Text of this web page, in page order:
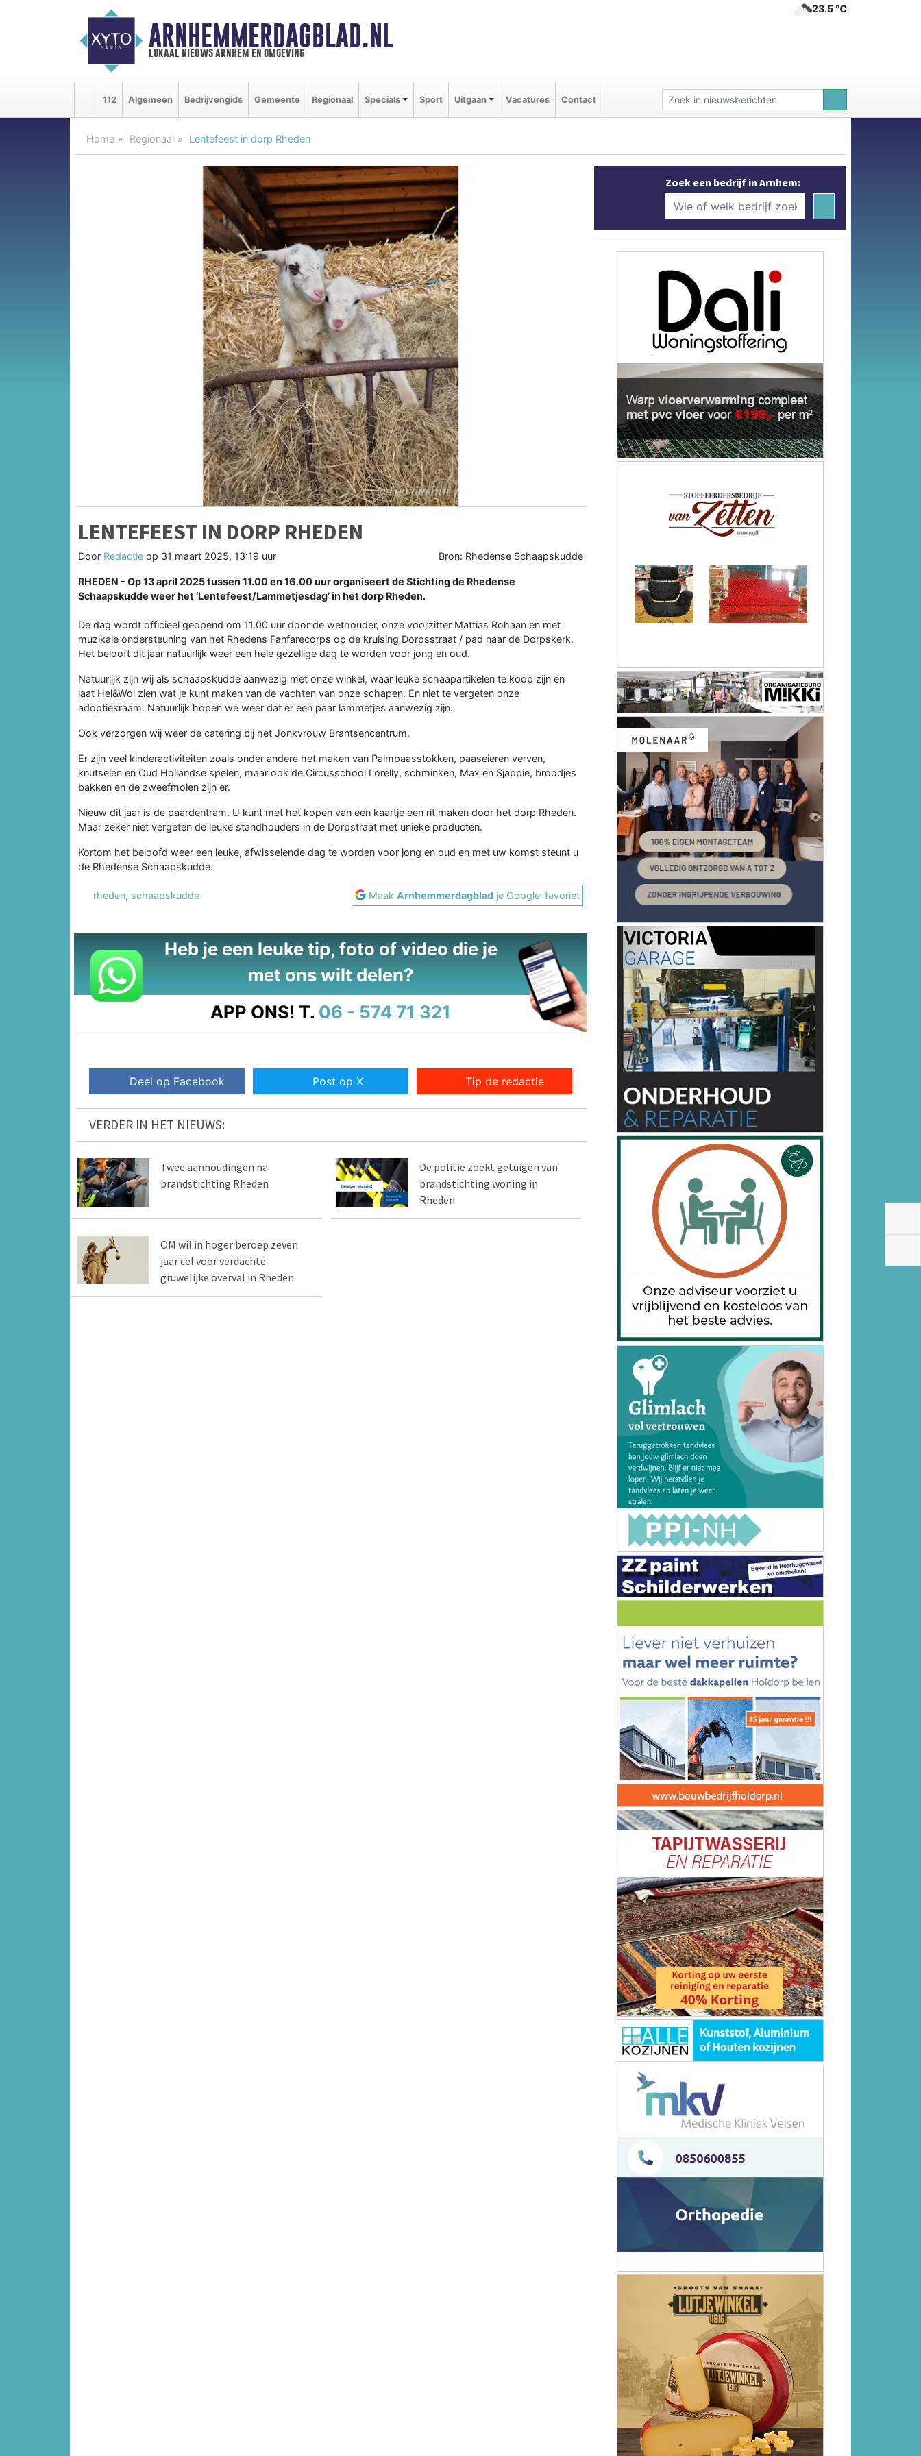
ARNHEMMERDAGBLAD.NL
lokaal nieuws arnhem en omgeving
23.5 ℃
112 Algemeen Bedrijvengids Gemeente Regionaal Specials Sport Uitgaan Vacatures Contact
Home Regionaal Lentefeest in dorp Rheden
LENTEFEEST IN DORP RHEDEN
Door Redactie op 31 maart 2025, 13:19 uur Bron: Rhedense Schaapskudde
RHEDEN - Op 13 april 2025 tussen 11.00 en 16.00 uur organiseert de Stichting de Rhedense
Schaapskudde weer het ‘Lentefeest/Lammetjesdag’ in het dorp Rheden.
De dag wordt officieel geopend om 11.00 uur door de wethouder, onze voorzitter Mattias Rohaan en met
muzikale ondersteuning van het Rhedens Fanfarecorps op de kruising Dorpsstraat / pad naar de Dorpskerk.
Het belooft dit jaar natuurlijk weer een hele gezellige dag te worden voor jong en oud.
Natuurlijk zijn wij als schaapskudde aanwezig met onze winkel, waar leuke schaapartikelen te koop zijn en
laat Hei&Wol zien wat je kunt maken van de vachten van onze schapen. En niet te vergeten onze
adoptiekraam. Natuurlijk hopen we weer dat er een paar lammetjes aanwezig zijn.
Ook verzorgen wij weer de catering bij het Jonkvrouw Brantsencentrum.
Er zijn veel kinderactiviteiten zoals onder andere het maken van Palmpaasstokken, paaseieren verven,
knutselen en Oud Hollandse spelen, maar ook de Circusschool Lorelly, schminken, Max en Sjappie, broodjes
bakken en de zweefmolen zijn er.
Nieuw dit jaar is de paardentram. U kunt met het kopen van een kaartje een rit maken door het dorp Rheden.
Maar zeker niet vergeten de leuke standhouders in de Dorpstraat met unieke producten.
Kortom het beloofd weer een leuke, afwisselende dag te worden voor jong en oud en met uw komst steunt u
de Rhedense Schaapskudde.
rheden, schaapskudde MaakArnhemmerdagblad je Google-favoriet
Heb je een leuke tip, foto of video die je
met ons wilt delen?
APP ONS! T. 06 - 574 71 321
Deel op Facebook Post op X Tip de redactie
VERDER IN HET NIEUWS:
Twee aanhoudingen na
brandstichting Rheden
De politie zoekt getuigen van
brandstichting woning in
Rheden
OM wil in hoger beroep zeven
jaar cel voor verdachte
gruwelijke overval in Rheden
Zoek een bedrijf in Arnhem: